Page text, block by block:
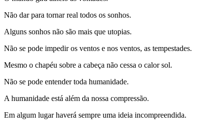
Não dar para tornar real todos os sonhos.
Alguns sonhos não são mais que utopias.
Não se pode impedir os ventos e nos ventos, as tempestades.
Mesmo o chapéu sobre a cabeça não cessa o calor sol.
Não se pode entender toda humanidade.
A humanidade está além da nossa compressão.
Em algum lugar haverá sempre uma ideia incompreendida.